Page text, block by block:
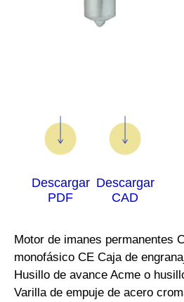
Descargar
PDF
Descargar
CAD
Motor de imanes permanentes
monofásico CE Caja de
Husillo de avance Acme o
Varilla de empuje de acero